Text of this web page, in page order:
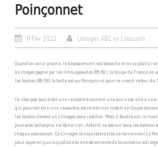
Poinçonnet
11 Fév 2022 Limoges ABC en Limousin
Quand on est si proche, le déplacement est fastoche et on se plait à
à Limoges gagné par les limougeaudes (65-62), la Coupe de France en
les locales (68-50), la belle est au Poinçonnet pour ce match retour du
Ce n’est pas tout à fait une rencontre comme une autre car elle a
qui pourrait être une revanche, de ce dernier match de Coupe
les locales devant un Limoges sans réaction. Mais il faudra voir le
joue avec la hargne, ne lâche rien, défend, se bat sur tous les ballons
chaque possession. Ce Limoges là inquiétera très certainement Le
peut espérer que la qualité des entraînements de la semaine soit